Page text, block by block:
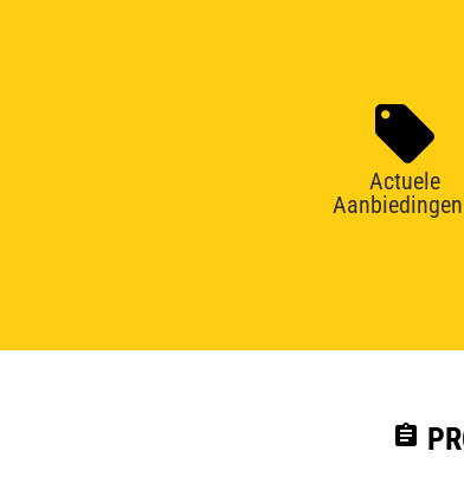
Actuele
Aanbiedingen
assignment